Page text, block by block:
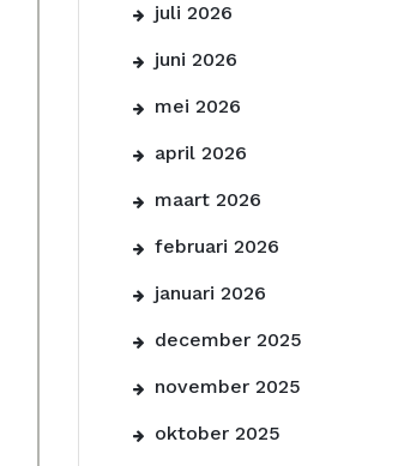
juli 2026
juni 2026
mei 2026
april 2026
maart 2026
februari 2026
januari 2026
december 2025
november 2025
oktober 2025